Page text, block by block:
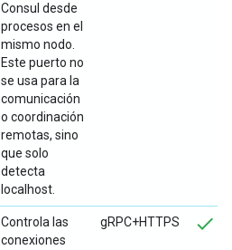
Consul desde
procesos en el
mismo nodo.
Este puerto no
se usa para la
comunicación
o coordinación
remotas, sino
que solo
detecta
localhost.
Controla las
conexiones
gRPC+HTTPS